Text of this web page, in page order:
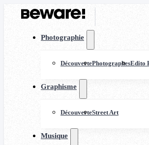
Photographie
DécouvertePhotographesEdito
Graphisme
DécouverteStreet Art
Musique